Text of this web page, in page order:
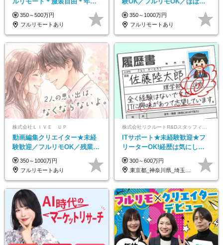
125日以上＊残業なし＊月給26
万円以上
350～500万円
フルリモートあり
時帰り／年間休日125日／髪・
服・ネイル自由／副業OK
350～1000万円
フルリモートあり
株式会社ＬＩＶＥ ＵＰ
動画編集クリエイター★未経
験歓迎／フルリモOK／残業な
し／年間休日125日／髪・服・
ネイル自由／研修充実で安心
350～1000万円
フルリモートあり
ITサポート★未経験歓迎★フ
リーターOK!経歴は気にしな
くて大丈夫★超大手リクルー
トグループの正社員/sg
300～600万円
東京都_神奈川県_埼玉県_千葉県_大阪府…